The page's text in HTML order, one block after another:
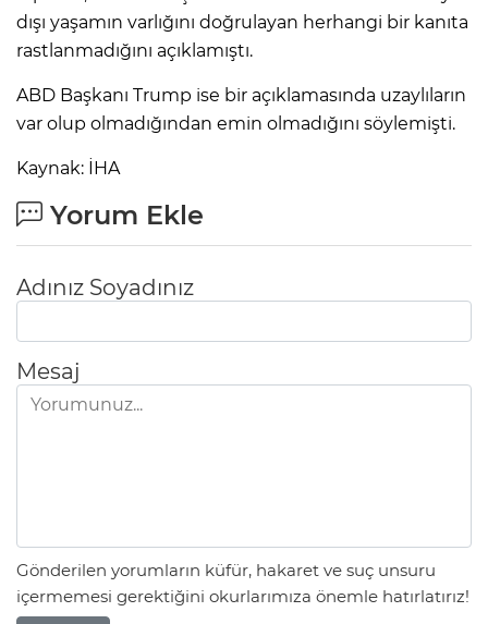
dışı yaşamın varlığını doğrulayan herhangi bir kanıta
rastlanmadığını açıklamıştı.
ABD Başkanı Trump ise bir açıklamasında uzaylıların
var olup olmadığından emin olmadığını söylemişti.
Kaynak: İHA
Yorum Ekle
Adınız Soyadınız
Mesaj
Gönderilen yorumların küfür, hakaret ve suç unsuru
içermemesi gerektiğini okurlarımıza önemle hatırlatırız!